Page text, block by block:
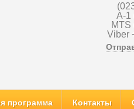
A-1
MTS
Viber
программа Контакты